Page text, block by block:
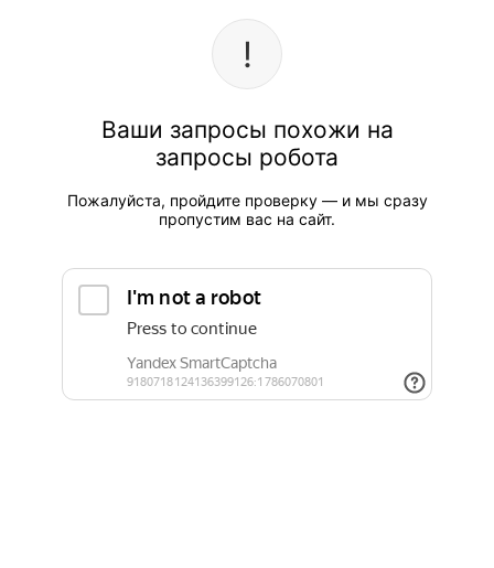
Ваши запросы похожи на
запросы робота
Пожалуйста, пройдите проверку — и мы сразу
пропустим вас на сайт.